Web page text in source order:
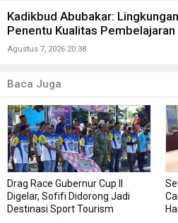
Kadikbud Abubakar:
Penentu Kualitas Pembelajaran
Agustus 7, 2026 20:38
Baca Juga
Drag Race Gubernur Cup II
Digelar, Sofifi Didorong Jadi
Destinasi Sport Tourism